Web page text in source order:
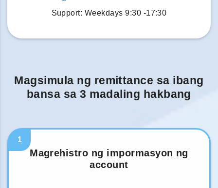
Support: Weekdays 9:30 -17:30
Magsimula ng remittance sa ibang
bansa sa 3 madaling hakbang
1
Magrehistro ng impormasyon ng
account